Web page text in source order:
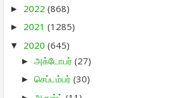
► 2022 (868)
► 2021 (1285)
▼ 2020 (645)
► அக்டோபர் (27)
► செப்டம்பர் (30)